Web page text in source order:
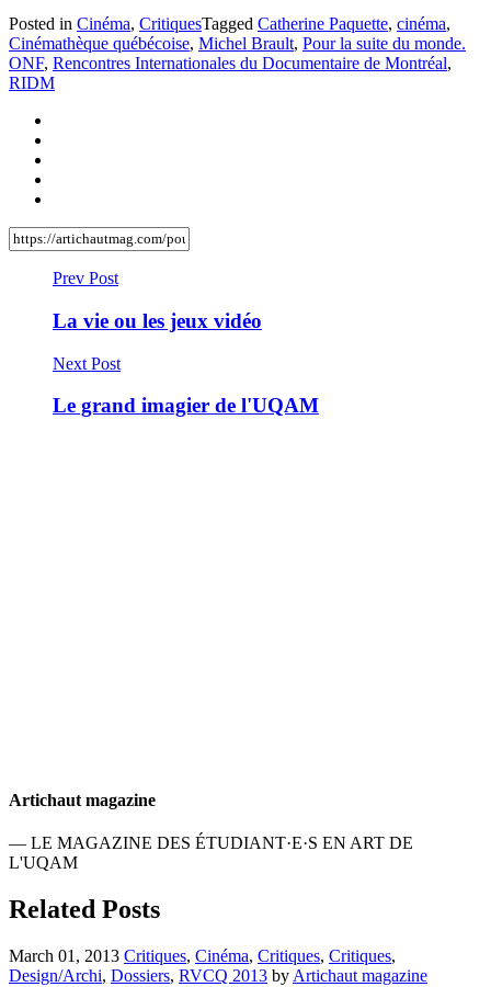
Posted in Cinéma, CritiquesTagged Catherine Paquette, cinéma,
Cinémathèque québécoise, Michel Brault, Pour la suite du monde.
ONF, Rencontres Internationales du Documentaire de Montréal,
RIDM
Prev Post
La vie ou les jeux vidéo
Next Post
Le grand imagier de l'UQAM
Artichaut magazine
— LE MAGAZINE DES ÉTUDIANT·E·S EN ART DE
L'UQAM
Related Posts
March 01, 2013 Critiques, Cinéma, Critiques, Critiques,
Design/Archi, Dossiers, RVCQ 2013 by Artichaut magazine